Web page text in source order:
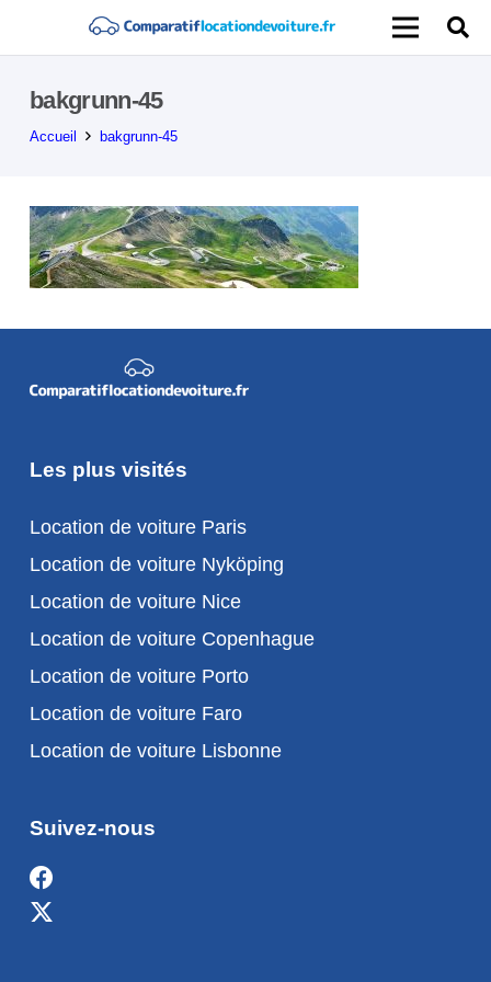
bakgrunn-45
Accueil bakgrunn-45
Les plus visités
Location de voiture Paris
Location de voiture Nyköping
Location de voiture Nice
Location de voiture Copenhague
Location de voiture Porto
Location de voiture Faro
Location de voiture Lisbonne
Suivez-nous